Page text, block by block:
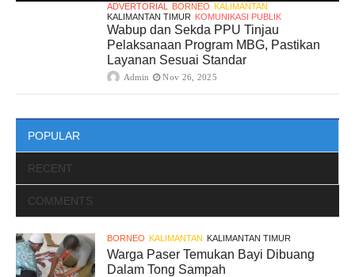
ADVERTORIAL BORNEO KALIMANTAN
KALIMANTAN TIMUR KOMUNIKASI PUBLIK
Wabup dan Sekda PPU Tinjau
Pelaksanaan Program MBG, Pastikan
Layanan Sesuai Standar
Admin Nov 26, 2025
POPULAR
RECENT
COMMENTS
BORNEO KALIMANTAN KALIMANTAN TIMUR
Warga Paser Temukan Bayi Dibuang
Dalam Tong Sampah